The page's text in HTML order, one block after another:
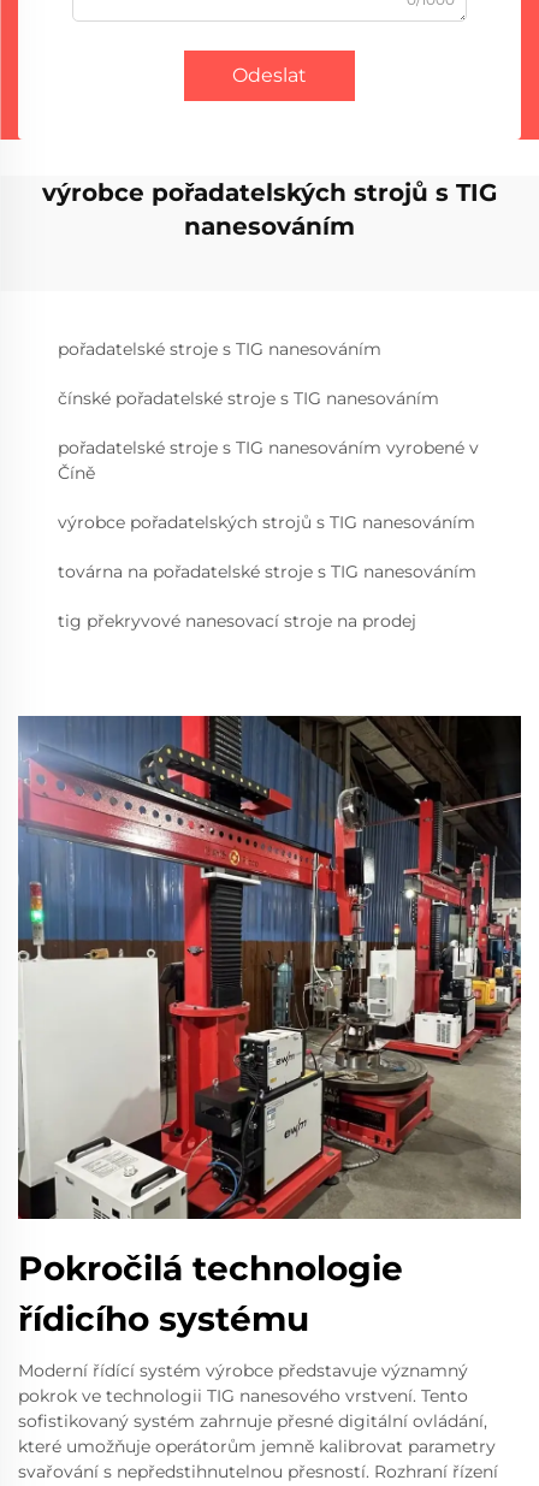
Odeslat
výrobce pořadatelských strojů s TIG
nanesováním
pořadatelské stroje s TIG nanesováním
čínské pořadatelské stroje s TIG nanesováním
pořadatelské stroje s TIG nanesováním vyrobené v
Číně
výrobce pořadatelských strojů s TIG nanesováním
továrna na pořadatelské stroje s TIG nanesováním
tig překryvové nanesovací stroje na prodej
Pokročilá technologie
řídicího systému
Moderní řídící systém výrobce představuje významný
pokrok ve technologii TIG nanesového vrstvení. Tento
sofistikovaný systém zahrnuje přesné digitální ovládání,
které umožňuje operátorům jemně kalibrovat parametry
svařování s nepředstihnutelnou přesností. Rozhraní řízení